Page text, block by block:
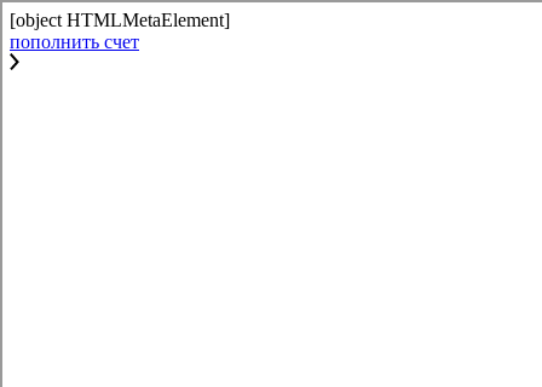
[object HTMLMetaElement]
пополнить счет